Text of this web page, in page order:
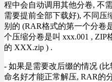
程中会自动调用其他分卷, 不
需要提前全部下载好), 不同压
别的 (RAR格式的第一个分卷
个压缩分卷是叫 xxx.001 , ZIP
的 XXX.zip ) .
- 如果是需要改后缀的情况 (
命名好才能正常解压, RAR的